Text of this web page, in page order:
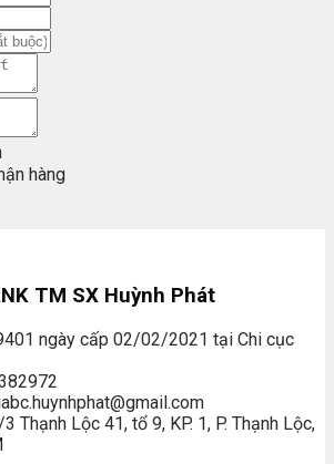
hàng
TM SX Huỳnh Phát
ngày cấp 02/02/2021 tại Chi cục
Thạnh Lộc 41, tổ 9, KP. 1, P. Thạnh Lộc,